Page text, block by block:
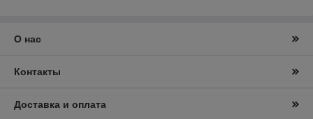
О нас
Контакты
Доставка и оплата